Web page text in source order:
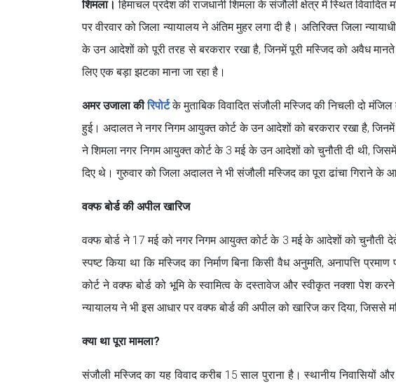
शिमला।हिमाचल प्रदेश की राजधानी शिमला के संजौली क्षेत्र में स्थित
पर वीरवार को जिला न्यायालय ने अंतिम मुहर लगा दी है। अतिरिक्त जिला
के उन आदेशों को पूरी तरह से बरकरार रखा है, जिनमें पूरी मस्जिद को अवैध
लिए एक बड़ा झटका माना जा रहा है।
अमर उजाला कीरिपोर्टके मुताबिक विवादित संजौली मस्जिद की निचली दो
हुई। अदालत ने नगर निगम आयुक्त कोर्ट के उन आदेशों को बरकरार रखा है,
ने शिमला नगर निगम आयुक्त कोर्ट के 3 मई के उन आदेशों को चुनौती दी थी,
दिए थे। गुरुवार को जिला अदालत ने भी संजौली मस्जिद का पूरा ढांचा गिराने के
वक्फ बोर्ड की अपील खारिज
वक्फ बोर्ड ने 17 मई को नगर निगम आयुक्त कोर्ट के 3 मई के आदेशों को चुनौती
स्पष्ट किया था कि मस्जिद का निर्माण बिना किसी वैध अनुमति, अनापत्ति
कोर्ट ने वक्फ बोर्ड को भूमि के स्वामित्व के दस्तावेज और स्वीकृत नक्शा पेश करने
न्यायालय ने भी इस आधार पर वक्फ बोर्ड की अपील को खारिज कर दिया, जिससे
क्या था पूरा मामला?
संजौली मस्जिद का यह विवाद करीब 15 साल पुराना है। स्थानीय निवासियों